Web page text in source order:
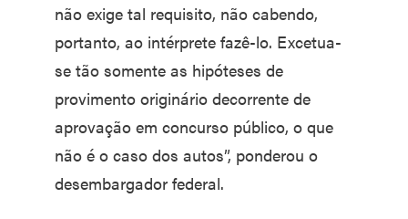
não exige tal requisito, não cabendo,
portanto, ao intérprete fazê-lo. Excetua-
se tão somente as hipóteses de
provimento originário decorrente de
aprovação em concurso público, o que
não é o caso dos autos”, ponderou o
desembargador federal.